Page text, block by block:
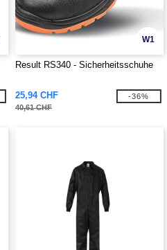
W1
Result RS340 - Sicherheitsschuhe
25,94 CHF
40,61 CHF
-36%